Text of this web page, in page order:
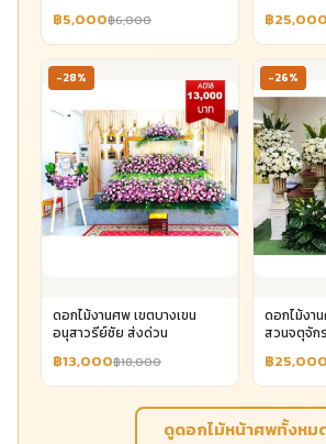
฿5,000฿6,000 ฿25,000
-28%
ดอกไม้งานศพ เขตบางเขน
อนุสาวรีย์ชัย ส่งด่วน
฿13,000฿18,000
-26%
ดอกไม้งา
สวนจตุจัก
฿25,000
ดูดอกไม้หน้าศพทั้งหม